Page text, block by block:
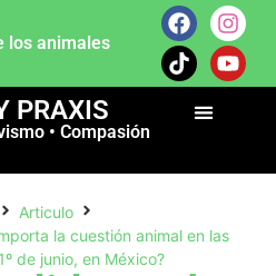
los animales
PRAXIS
• Compasión
Articulo
la cuestión animal en las
de junio, en México?